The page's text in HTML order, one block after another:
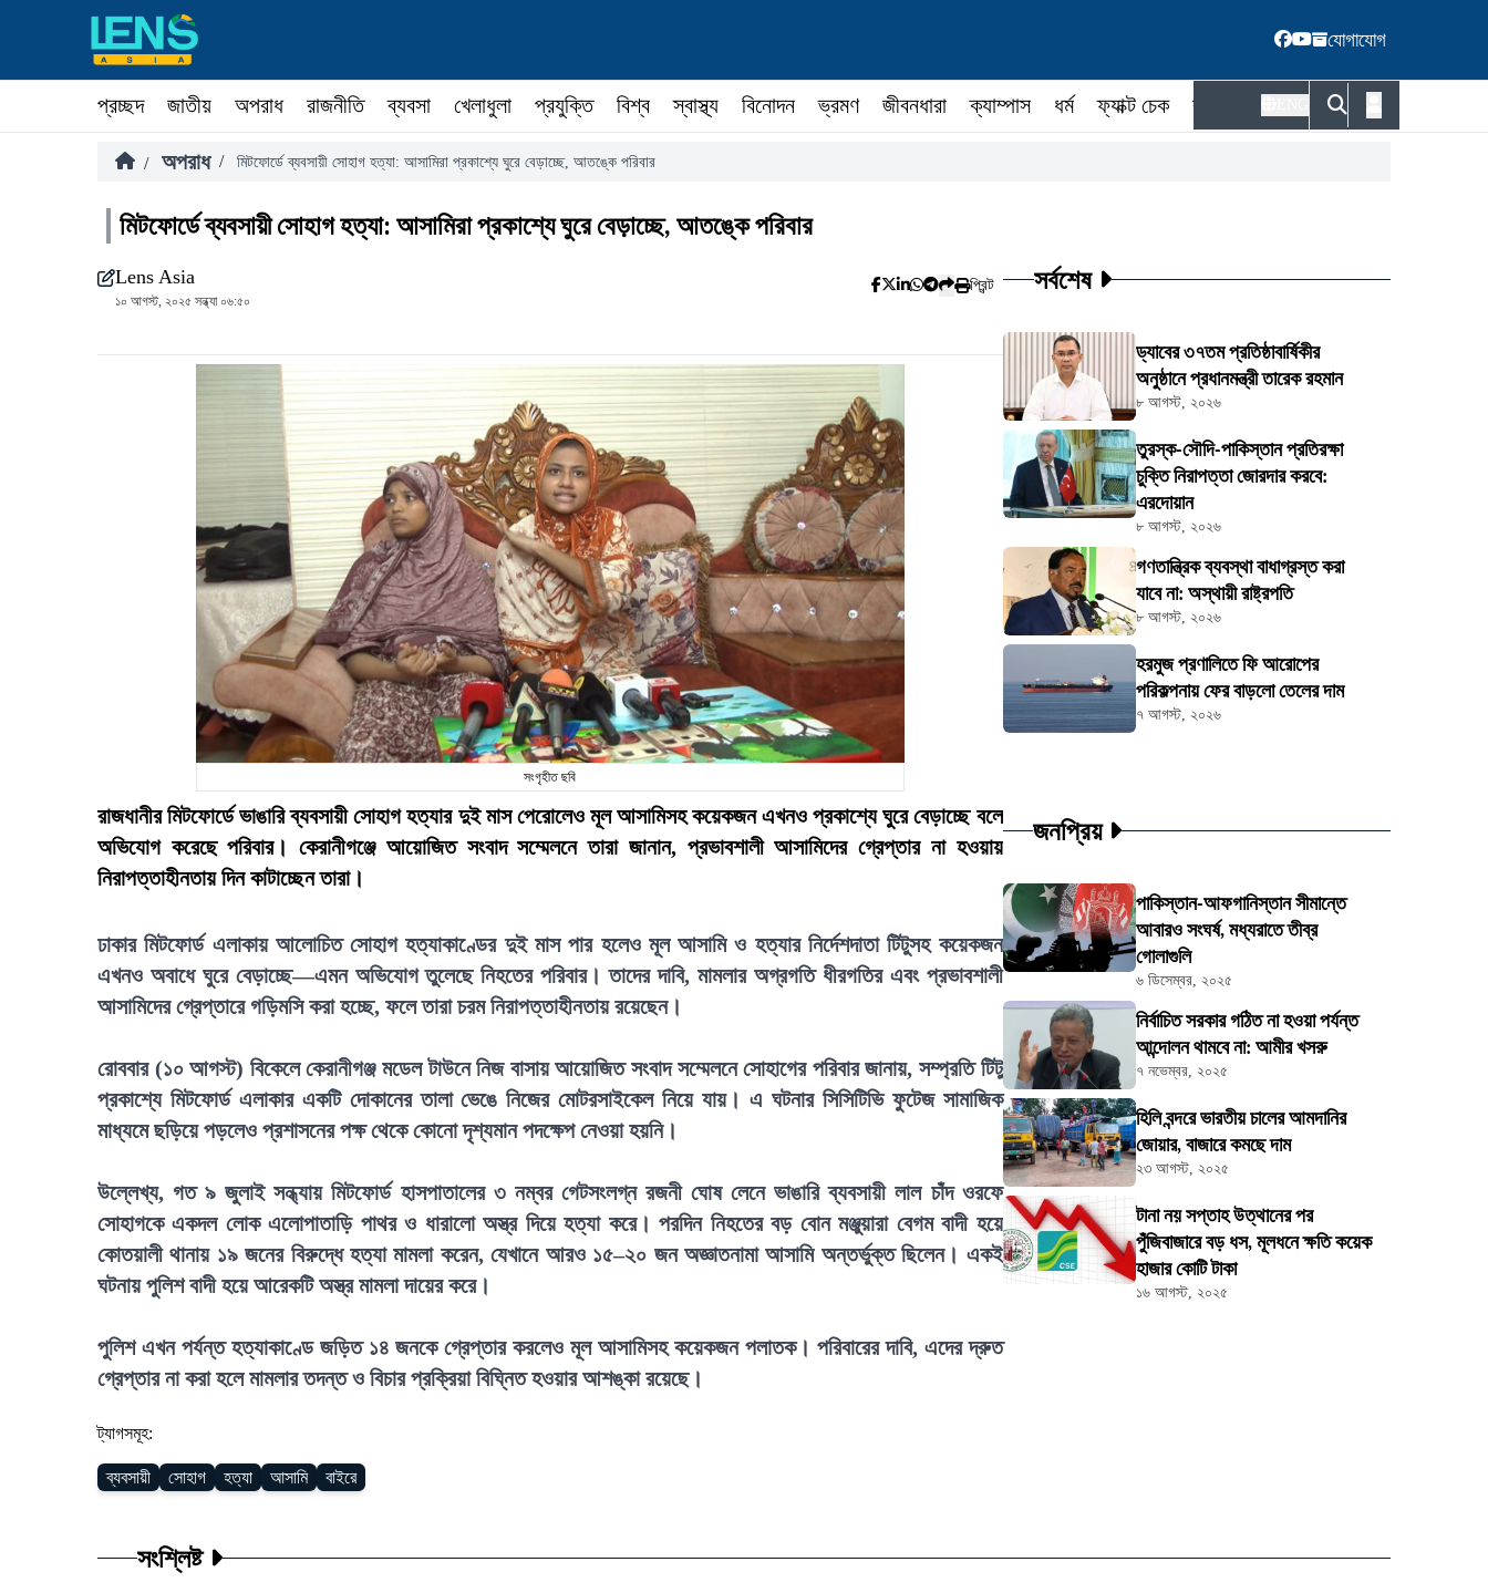
যোগাযোগ
প্রচ্ছদ জাতীয় অপরাধ রাজনীতি ব্যবসা খেলাধুলা প্রযুক্তি বিশ্ব স্বাস্থ্য বিনোদন ভ্রমণ জীবনধারা ক্যাম্পাস ধর্ম ফ্যাক্ট চেক কর্মকর্তা
/ অপরাধ / মিটফোর্ডে ব্যবসায়ী সোহাগ হত্যা: আসামিরা প্রকাশ্যে ঘুরে বেড়াচ্ছে, আতঙ্কে পরিবার
মিটফোর্ডে ব্যবসায়ী সোহাগ হত্যা: আসামিরা প্রকাশ্যে ঘুরে বেড়াচ্ছে, আতঙ্কে পরিবার
Lens Asia
১০ আগস্ট, ২০২৫ সন্ধ্যা ০৬:৫০
প্রিন্ট
সংগৃহীত ছবি
রাজধানীর মিটফোর্ডে ভাঙারি ব্যবসায়ী সোহাগ হত্যার দুই মাস পেরোলেও মূল আসামিসহ কয়েকজন এখনও প্রকাশ্যে ঘুরে বেড়াচ্ছে বলে
অভিযোগ করেছে পরিবার। কেরানীগঞ্জে আয়োজিত সংবাদ সম্মেলনে তারা জানান, প্রভাবশালী আসামিদের গ্রেপ্তার না হওয়ায়
নিরাপত্তাহীনতায় দিন কাটাচ্ছেন তারা।
ঢাকার মিটফোর্ড এলাকায় আলোচিত সোহাগ হত্যাকাণ্ডের দুই মাস পার হলেও মূল আসামি ও হত্যার নির্দেশদাতা টিটুসহ কয়েকজন
এখনও অবাধে ঘুরে বেড়াচ্ছে—এমন অভিযোগ তুলেছে নিহতের পরিবার। তাদের দাবি, মামলার অগ্রগতি ধীরগতির এবং প্রভাবশালী
আসামিদের গ্রেপ্তারে গড়িমসি করা হচ্ছে, ফলে তারা চরম নিরাপত্তাহীনতায় রয়েছেন।
রোববার (১০ আগস্ট) বিকেলে কেরানীগঞ্জ মডেল টাউনে নিজ বাসায় আয়োজিত সংবাদ সম্মেলনে সোহাগের পরিবার জানায়, সম্প্রতি টিটু
প্রকাশ্যে মিটফোর্ড এলাকার একটি দোকানের তালা ভেঙে নিজের মোটরসাইকেল নিয়ে যায়। এ ঘটনার সিসিটিভি ফুটেজ সামাজিক
মাধ্যমে ছড়িয়ে পড়লেও প্রশাসনের পক্ষ থেকে কোনো দৃশ্যমান পদক্ষেপ নেওয়া হয়নি।
উল্লেখ্য, গত ৯ জুলাই সন্ধ্যায় মিটফোর্ড হাসপাতালের ৩ নম্বর গেটসংলগ্ন রজনী ঘোষ লেনে ভাঙারি ব্যবসায়ী লাল চাঁদ ওরফে
সোহাগকে একদল লোক এলোপাতাড়ি পাথর ও ধারালো অস্ত্র দিয়ে হত্যা করে। পরদিন নিহতের বড় বোন মঞ্জুয়ারা বেগম বাদী হয়ে
কোতয়ালী থানায় ১৯ জনের বিরুদ্ধে হত্যা মামলা করেন, যেখানে আরও ১৫–২০ জন অজ্ঞাতনামা আসামি অন্তর্ভুক্ত ছিলেন। একই
ঘটনায় পুলিশ বাদী হয়ে আরেকটি অস্ত্র মামলা দায়ের করে।
পুলিশ এখন পর্যন্ত হত্যাকাণ্ডে জড়িত ১৪ জনকে গ্রেপ্তার করলেও মূল আসামিসহ কয়েকজন পলাতক। পরিবারের দাবি, এদের দ্রুত
গ্রেপ্তার না করা হলে মামলার তদন্ত ও বিচার প্রক্রিয়া বিঘ্নিত হওয়ার আশঙ্কা রয়েছে।
ট্যাগসমূহ:
ব্যবসায়ী সোহাগ হত্যা আসামি বাইরে
সর্বশেষ
ড্যাবের ৩৭তম প্রতিষ্ঠাবার্ষিকীর
অনুষ্ঠানে প্রধানমন্ত্রী তারেক রহমান
৮ আগস্ট, ২০২৬
তুরস্ক-সৌদি-পাকিস্তান প্রতিরক্ষা
চুক্তি নিরাপত্তা জোরদার করবে:
এরদোয়ান
৮ আগস্ট, ২০২৬
গণতান্ত্রিক ব্যবস্থা বাধাগ্রস্ত করা
যাবে না: অস্থায়ী রাষ্ট্রপতি
৮ আগস্ট, ২০২৬
হরমুজ প্রণালিতে ফি আরোপের
পরিকল্পনায় ফের বাড়লো তেলের দাম
৭ আগস্ট, ২০২৬
জনপ্রিয়
পাকিস্তান-আফগানিস্তান সীমান্তে
আবারও সংঘর্ষ, মধ্যরাতে তীব্র
গোলাগুলি
৬ ডিসেম্বর, ২০২৫
নির্বাচিত সরকার গঠিত না হওয়া পর্যন্ত
আন্দোলন থামবে না: আমীর খসরু
৭ নভেম্বর, ২০২৫
হিলি বন্দরে ভারতীয় চালের আমদানির
জোয়ার, বাজারে কমছে দাম
২৩ আগস্ট, ২০২৫
টানা নয় সপ্তাহ উত্থানের পর
পুঁজিবাজারে বড় ধস, মূলধনে ক্ষতি কয়েক
হাজার কোটি টাকা
১৬ আগস্ট, ২০২৫
সংশ্লিষ্ট